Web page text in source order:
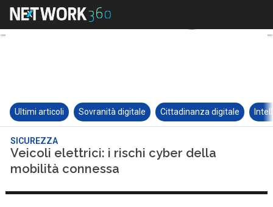
Ultimi articoli Sovranità digitale Cittadinanza digitale
SICUREZZA
Veicoli elettrici: i rischi cyber della
mobilità connessa